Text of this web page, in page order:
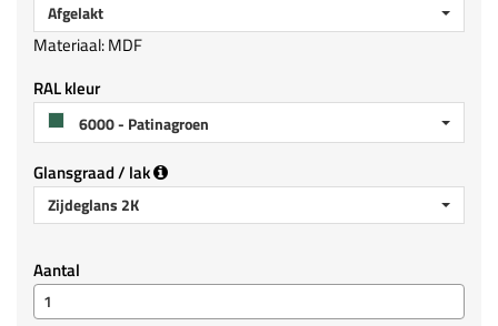
Afgelakt
Materiaal: MDF
RAL kleur
6000 - Patinagroen
Glansgraad / lak
Zijdeglans 2K
Aantal